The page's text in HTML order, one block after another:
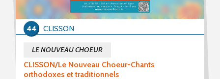
CLISSON/Le Nouveau Choeur-Chants
orthodoxes et traditionnels
LE NOUVEAU CHOEUR
CLISSON
44